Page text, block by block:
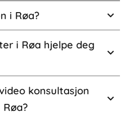
i Røa?
i Røa hjelpe deg
konsultasjon